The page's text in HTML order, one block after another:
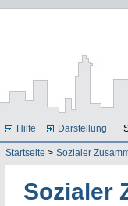
Hilfe Darstellung
Startseite > Sozialer
Sozialer